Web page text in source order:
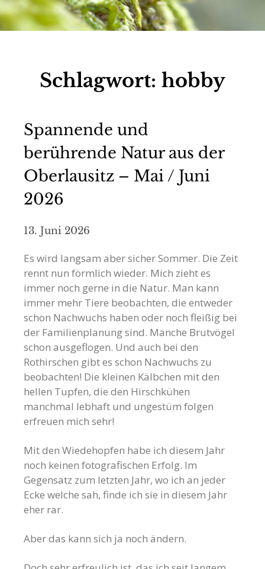
Schlagwort: hobby
Spannende und
berührende Natur aus der
Oberlausitz – Mai / Juni
2026
13. Juni 2026
Es wird langsam aber sicher Sommer. Die Zeit
rennt nun förmlich wieder. Mich zieht es
immer noch gerne in die Natur. Man kann
immer mehr Tiere beobachten, die entweder
schon Nachwuchs haben oder noch fleißig bei
der Familienplanung sind. Manche Brutvögel
schon ausgeflogen. Und auch bei den
Rothirschen gibt es schon Nachwuchs zu
beobachten! Die kleinen Kälbchen mit den
hellen Tupfen, die den Hirschkühen
manchmal lebhaft und ungestüm folgen
erfreuen mich sehr!
Mit den Wiedehopfen habe ich diesem Jahr
noch keinen fotografischen Erfolg. Im
Gegensatz zum letzten Jahr, wo ich an jeder
Ecke welche sah, finde ich sie in diesem Jahr
eher rar.
Aber das kann sich ja noch ändern.